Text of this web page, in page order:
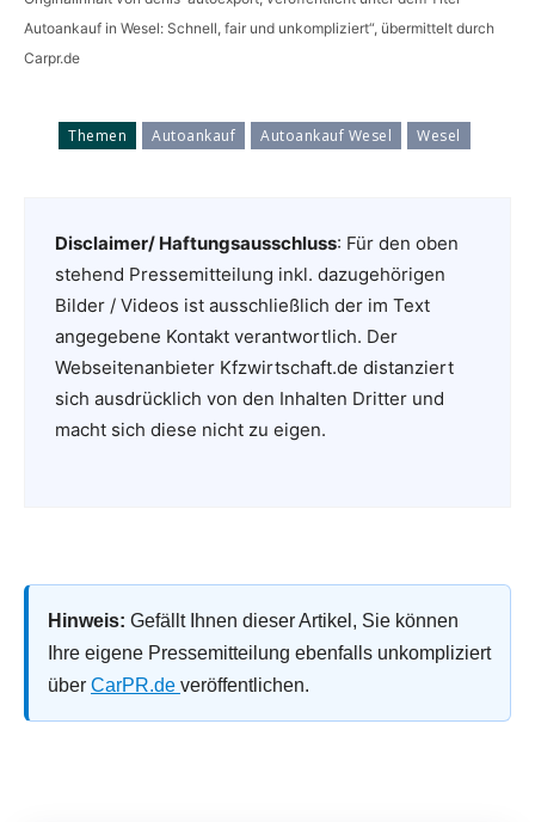
Autoankauf in Wesel: Schnell, fair und unkompliziert“, übermittelt durch
Carpr.de
Themen Autoankauf Autoankauf Wesel Wesel
Disclaimer/ Haftungsausschluss: Für den oben
stehend Pressemitteilung inkl. dazugehörigen
Bilder / Videos ist ausschließlich der im Text
angegebene Kontakt verantwortlich. Der
Webseitenanbieter Kfzwirtschaft.de distanziert
sich ausdrücklich von den Inhalten Dritter und
macht sich diese nicht zu eigen.
Hinweis: Gefällt Ihnen dieser Artikel, Sie können
Ihre eigene Pressemitteilung ebenfalls unkompliziert
über CarPR.de veröffentlichen.